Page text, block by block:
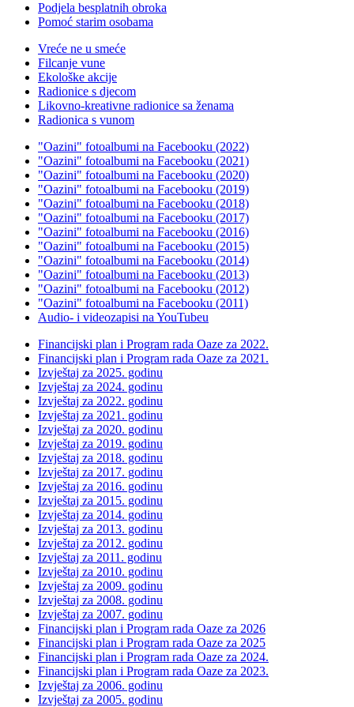
Podjela besplatnih obroka
Pomoć starim osobama
Vreće ne u smeće
Filcanje vune
Ekološke akcije
Radionice s djecom
Likovno-kreativne radionice sa ženama
Radionica s vunom
"Oazini" fotoalbumi na Facebooku (2022)
"Oazini" fotoalbumi na Facebooku (2021)
"Oazini" fotoalbumi na Facebooku (2020)
"Oazini" fotoalbumi na Facebooku (2019)
"Oazini" fotoalbumi na Facebooku (2018)
"Oazini" fotoalbumi na Facebooku (2017)
"Oazini" fotoalbumi na Facebooku (2016)
"Oazini" fotoalbumi na Facebooku (2015)
"Oazini" fotoalbumi na Facebooku (2014)
"Oazini" fotoalbumi na Facebooku (2013)
"Oazini" fotoalbumi na Facebooku (2012)
"Oazini" fotoalbumi na Facebooku (2011)
Audio- i videozapisi na YouTubeu
Financijski plan i Program rada Oaze za 2022.
Financijski plan i Program rada Oaze za 2021.
Izvještaj za 2025. godinu
Izvještaj za 2024. godinu
Izvještaj za 2022. godinu
Izvještaj za 2021. godinu
Izvještaj za 2020. godinu
Izvještaj za 2019. godinu
Izvještaj za 2018. godinu
Izvještaj za 2017. godinu
Izvještaj za 2016. godinu
Izvještaj za 2015. godinu
Izvještaj za 2014. godinu
Izvještaj za 2013. godinu
Izvještaj za 2012. godinu
Izvještaj za 2011. godinu
Izvještaj za 2010. godinu
Izvještaj za 2009. godinu
Izvještaj za 2008. godinu
Izvještaj za 2007. godinu
Financijski plan i Program rada Oaze za 2026
Financijski plan i Program rada Oaze za 2025
Financijski plan i Program rada Oaze za 2024.
Financijski plan i Program rada Oaze za 2023.
Izvještaj za 2006. godinu
Izvještaj za 2005. godinu